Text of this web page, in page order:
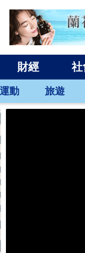
財經 社
運動 旅遊